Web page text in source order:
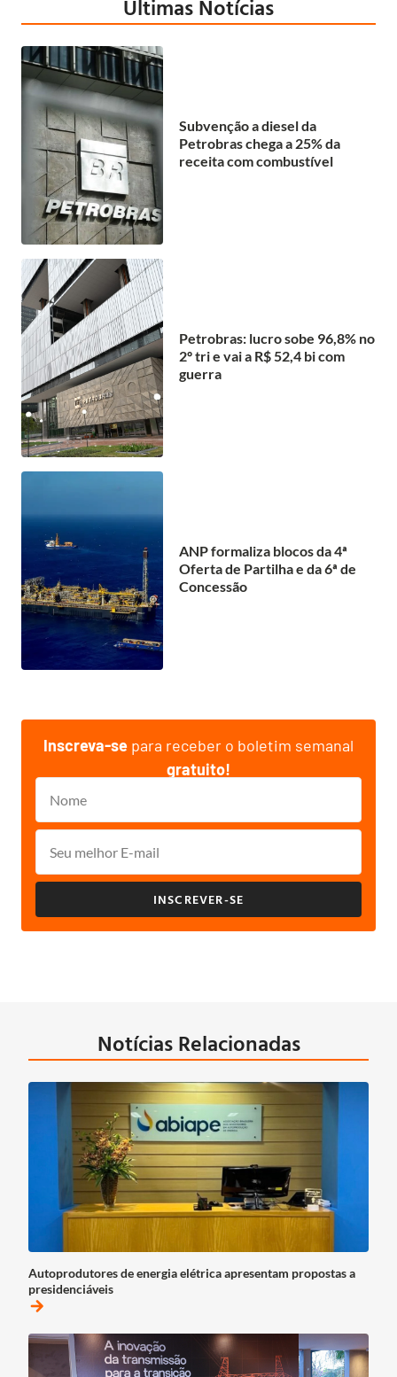
Últimas Notícias
Subvenção a diesel da
Petrobras chega a 25% da
receita com combustível
Petrobras: lucro sobe 96,8% no
2º tri e vai a R$ 52,4 bi com
guerra
ANP formaliza blocos da 4ª
Oferta de Partilha e da 6ª de
Concessão
Inscreva-se para receber o boletim semanal
gratuito!
INSCREVER-SE
Notícias Relacionadas
Autoprodutores de energia elétrica apresentam propostas a
presidenciáveis
arrow_forward